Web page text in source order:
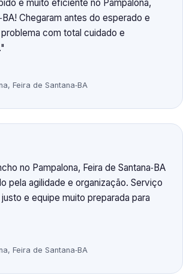
e muito eficiente no Pampalona,
Chegaram antes do esperado e
com total cuidado e
Feira de Santana‑BA
no Pampalona, Feira de Santana‑BA
pela agilidade e organização. Serviço
e equipe muito preparada para
Feira de Santana‑BA